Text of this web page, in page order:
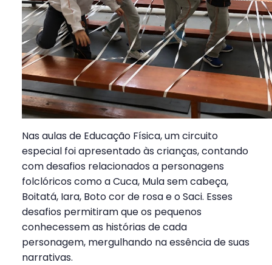
Nas aulas de Educação Física, um circuito
especial foi apresentado às crianças, contando
com desafios relacionados a personagens
folclóricos como a Cuca, Mula sem cabeça,
Boitatá, Iara, Boto cor de rosa e o Saci. Esses
desafios permitiram que os pequenos
conhecessem as histórias de cada
personagem, mergulhando na essência de suas
narrativas.